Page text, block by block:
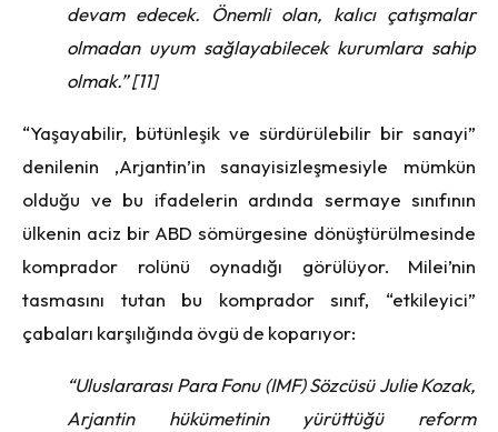
devam edecek. Önemli olan, kalıcı çatışmalar
olmadan uyum sağlayabilecek kurumlara sahip
olmak.” [11]
“Yaşayabilir, bütünleşik ve sürdürülebilir bir sanayi”
denilenin ,Arjantin’in sanayisizleşmesiyle mümkün
olduğu ve bu ifadelerin ardında sermaye sınıfının
ülkenin aciz bir ABD sömürgesine dönüştürülmesinde
komprador rolünü oynadığı görülüyor. Milei’nin
tasmasını tutan bu komprador sınıf, “etkileyici”
çabaları karşılığında övgü de koparıyor:
“Uluslararası Para Fonu (IMF) Sözcüsü Julie Kozak,
Arjantin hükümetinin yürüttüğü reform